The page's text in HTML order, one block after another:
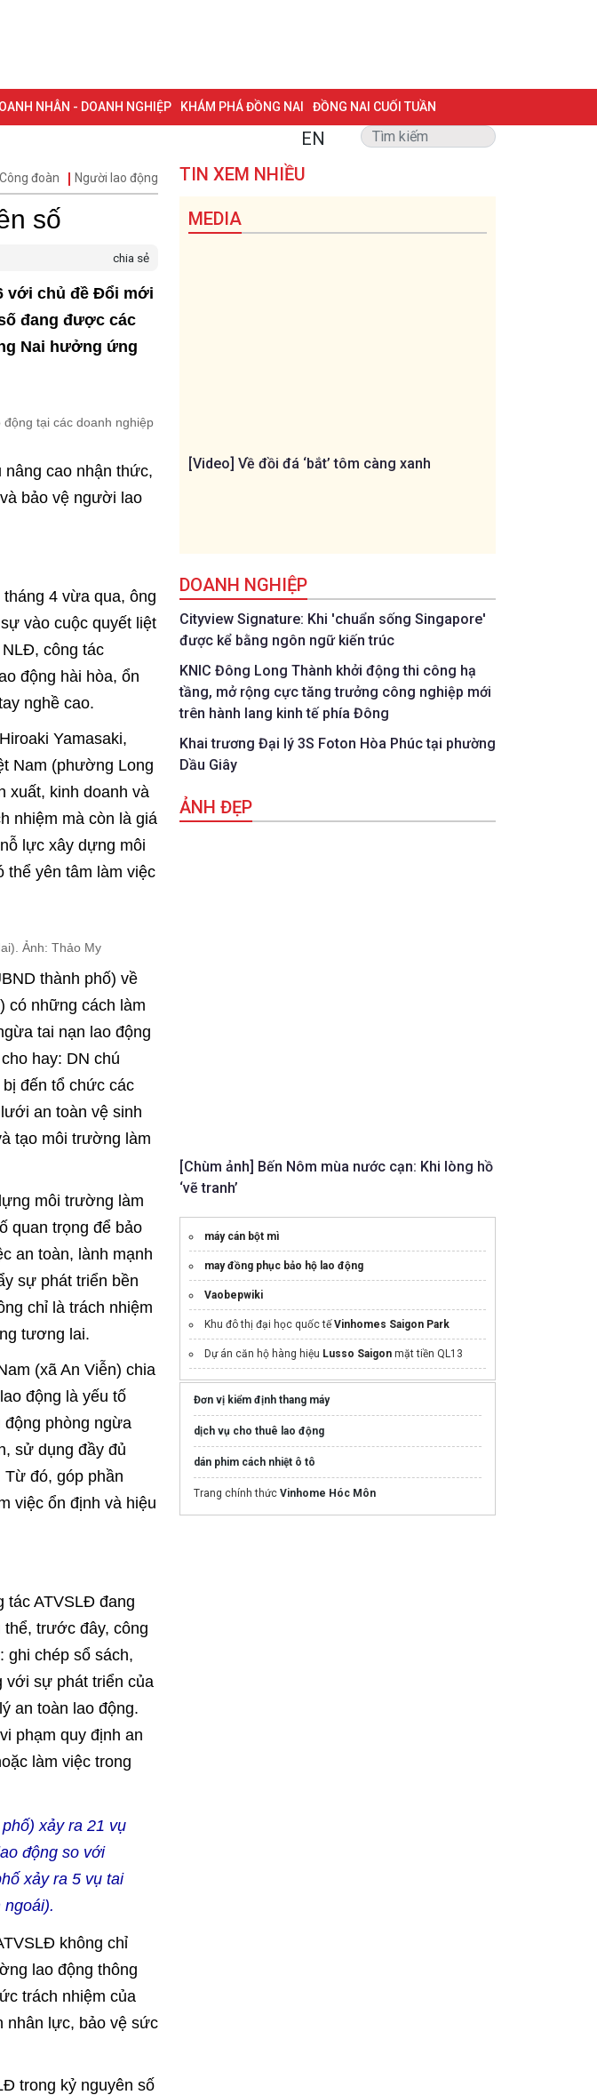
NHÂN - DOANH NGHIỆP KHÁM PHÁ ĐỒNG NAI ĐỒNG NAI CUỐI TUẦN
TRANG ĐỊA PHƯƠNG ẢNH ĐẸP ĐẶT BÁO
XIV CỦA ĐẢNG ĐỢT THI ĐUA ĐẶC BIỆT 500 NGÀY ĐÊM
EN
Công đoàn Người lao động
số
chia sẻ
với chủ đề Ðổi mới
đang được các
Nai hưởng ứng
tại các doanh nghiệp
cao nhận thức,
bảo vệ người lao
4 vừa qua, ông
vào cuộc quyết liệt
công tác
động hài hòa, ổn
nghề cao.
Yamasaki,
Nam (phường Long
xuất, kinh doanh và
nhiệm mà còn là giá
lực xây dựng môi
thể yên tâm làm việc
Ảnh: Thảo My
thành phố) về
có những cách làm
tai nạn lao động
hay: DN chú
đến tổ chức các
an toàn vệ sinh
tạo môi trường làm
môi trường làm
quan trọng để bảo
an toàn, lành mạnh
sự phát triển bền
chỉ là trách nhiệm
tương lai.
(xã An Viễn) chia
động là yếu tố
động phòng ngừa
sử dụng đầy đủ
Từ đó, góp phần
việc ổn định và hiệu
tác ATVSLĐ đang
trước đây, công
ghi chép sổ sách,
với sự phát triển của
an toàn lao động.
phạm quy định an
làm việc trong
xảy ra 21 vụ
động so với
xảy ra 5 vụ tai
không chỉ
lao động thông
trách nhiệm của
nhân lực, bảo vệ sức
trong kỷ nguyên số
TIN XEM NHIỀU
MEDIA
[Video] Về đồi đá ‘bắt’ tôm càng xanh
DOANH NGHIỆP
Cityview Signature: Khi 'chuẩn sống Singapore'
được kể bằng ngôn ngữ kiến trúc
KNIC Đông Long Thành khởi động thi công hạ
tầng, mở rộng cực tăng trưởng công nghiệp mới
trên hành lang kinh tế phía Đông
Khai trương Đại lý 3S Foton Hòa Phúc tại phường
Dầu Giây
ẢNH ĐẸP
[Chùm ảnh] Bến Nôm mùa nước cạn: Khi lòng hồ
‘vẽ tranh’
máy cán bột mì
may đồng phục bảo hộ lao động
Vaobepwiki
Khu đô thị đại học quốc tế Vinhomes Saigon Park
Dự án căn hộ hàng hiệu Lusso Saigon mặt tiền QL13
Đơn vị kiểm định thang máy
dịch vụ cho thuê lao động
dán phim cách nhiệt ô tô
Trang chính thức Vinhome Hóc Môn